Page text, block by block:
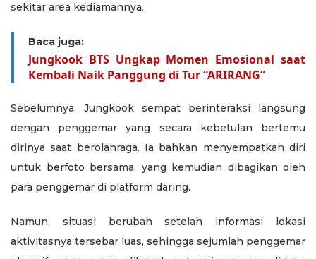
sekitar area kediamannya.
Baca juga:
Jungkook BTS Ungkap Momen Emosional saat
Kembali Naik Panggung di Tur “ARIRANG”
Sebelumnya, Jungkook sempat berinteraksi langsung
dengan penggemar yang secara kebetulan bertemu
dirinya saat berolahraga. Ia bahkan menyempatkan diri
untuk berfoto bersama, yang kemudian dibagikan oleh
para penggemar di platform daring.
Namun, situasi berubah setelah informasi lokasi
aktivitasnya tersebar luas, sehingga sejumlah penggemar